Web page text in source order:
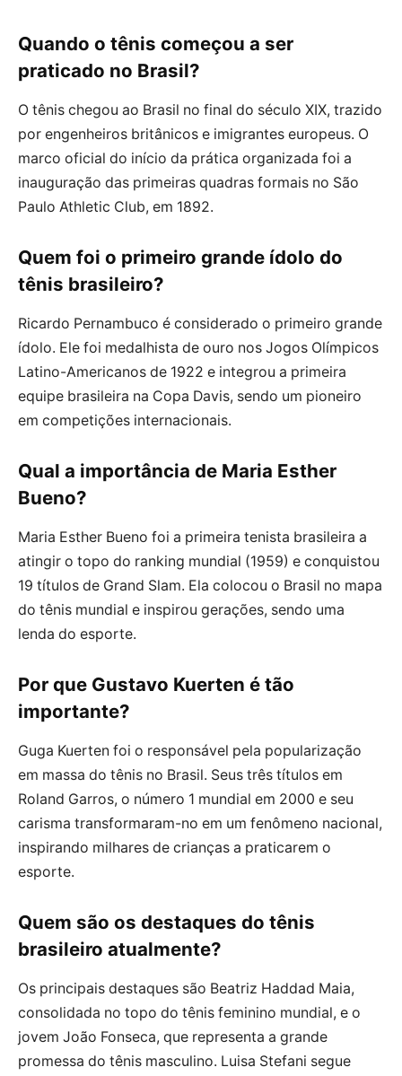
Quando o tênis começou a ser
praticado no Brasil?
O tênis chegou ao Brasil no final do século XIX, trazido
por engenheiros britânicos e imigrantes europeus. O
marco oficial do início da prática organizada foi a
inauguração das primeiras quadras formais no São
Paulo Athletic Club, em 1892.
Quem foi o primeiro grande ídolo do
tênis brasileiro?
Ricardo Pernambuco é considerado o primeiro grande
ídolo. Ele foi medalhista de ouro nos Jogos Olímpicos
Latino-Americanos de 1922 e integrou a primeira
equipe brasileira na Copa Davis, sendo um pioneiro
em competições internacionais.
Qual a importância de Maria Esther
Bueno?
Maria Esther Bueno foi a primeira tenista brasileira a
atingir o topo do ranking mundial (1959) e conquistou
19 títulos de Grand Slam. Ela colocou o Brasil no mapa
do tênis mundial e inspirou gerações, sendo uma
lenda do esporte.
Por que Gustavo Kuerten é tão
importante?
Guga Kuerten foi o responsável pela popularização
em massa do tênis no Brasil. Seus três títulos em
Roland Garros, o número 1 mundial em 2000 e seu
carisma transformaram-no em um fenômeno nacional,
inspirando milhares de crianças a praticarem o
esporte.
Quem são os destaques do tênis
brasileiro atualmente?
Os principais destaques são Beatriz Haddad Maia,
consolidada no topo do tênis feminino mundial, e o
jovem João Fonseca, que representa a grande
promessa do tênis masculino. Luisa Stefani segue